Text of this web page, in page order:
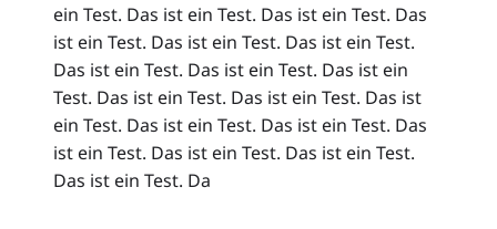
ein Test. Das ist ein Test. Das ist ein Test. Das
ist ein Test. Das ist ein Test. Das ist ein Test.
Das ist ein Test. Das ist ein Test. Das ist ein
Test. Das ist ein Test. Das ist ein Test. Das ist
ein Test. Das ist ein Test. Das ist ein Test. Das
ist ein Test. Das ist ein Test. Das ist ein Test.
Das ist ein Test. Da